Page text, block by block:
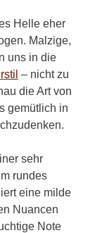
Helle eher
Malzige,
uns in die
– nicht zu
die Art von
gemütlich in
sehr
rundes
eine milde
Nuancen
Note